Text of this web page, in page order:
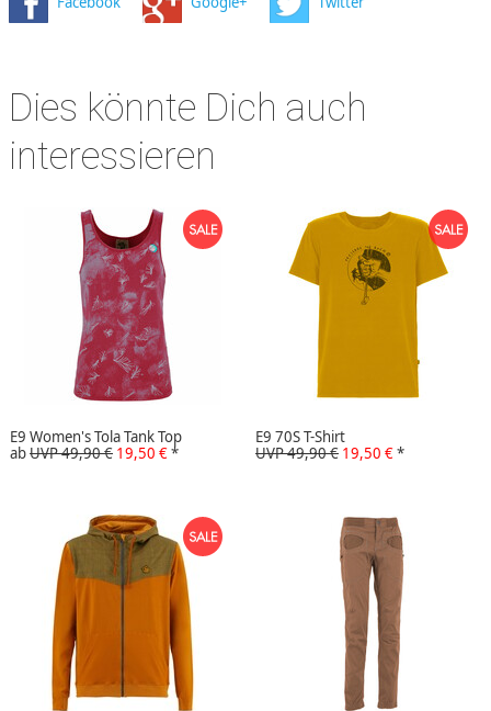
Dies könnte Dich auch
interessieren
E9 Women's Tola Tank Top
abUVP 49,90 € 19,50 €*
E9 70S T-Shirt
UVP 49,90 € 19,50 €*